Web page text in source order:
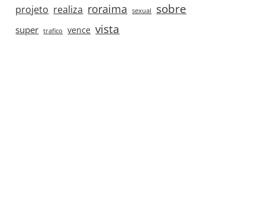
projeto realiza roraima sexual sobre
super trafico vence vista